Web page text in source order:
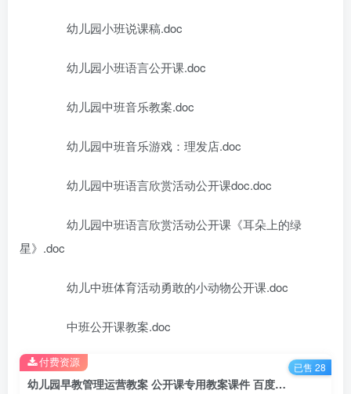
幼儿园小班说课稿.doc
幼儿园小班语言公开课.doc
幼儿园中班音乐教案.doc
幼儿园中班音乐游戏：理发店.doc
幼儿园中班语言欣赏活动公开课doc.doc
幼儿园中班语言欣赏活动公开课《耳朵上的绿
星》.doc
幼儿中班体育活动勇敢的小动物公开课.doc
中班公开课教案.doc
幼儿园早教管理运营教案 公开课专用教案课件 百度网盘下载
付费资源 已售 28